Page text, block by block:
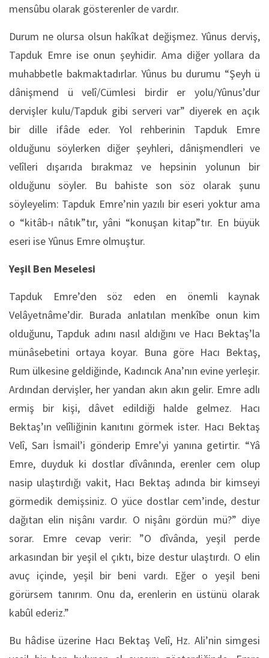
mensûbu olarak gösterenler de vardır.
Durum ne olursa olsun hakîkat değişmez. Yûnus derviş,
Tapduk Emre ise onun şeyhidir. Ama diğer yollara da
muhabbetle bakmaktadırlar. Yûnus bu durumu “Şeyh ü
dânişmend ü velî/Cümlesi birdir er yolu/Yûnus’dur
dervişler kulu/Tapduk gibi serveri var” diyerek en açık
bir dille ifâde eder. Yol rehberinin Tapduk Emre
olduğunu söylerken diğer şeyhleri, dânişmendleri ve
velîleri dışarıda bırakmaz ve hepsinin yolunun bir
olduğunu söyler. Bu bahiste son söz olarak şunu
söyleyelim: Tapduk Emre’nin yazılı bir eseri yoktur ama
o “kitâb-ı nâtık”tır, yâni “konuşan kitap”tır. En büyük
eseri ise Yûnus Emre olmuştur.
Yeşil Ben Meselesi
Tapduk Emre’den söz eden en önemli kaynak
Velâyetnâme’dir. Burada anlatılan menkîbe onun kim
olduğunu, Tapduk adını nasıl aldığını ve Hacı Bektaş’la
münâsebetini ortaya koyar. Buna göre Hacı Bektaş,
Rum ülkesine geldiğinde, Kadıncık Ana’nın evine yerleşir.
Ardından dervişler, her yandan akın akın gelir. Emre adlı
ermiş bir kişi, dâvet edildiği halde gelmez. Hacı
Bektaş’ın velîliğinin kanıtını görmek ister. Hacı Bektaş
Velî, Sarı İsmail’i gönderip Emre’yi yanına getirtir. “Yâ
Emre, duyduk ki dostlar dîvânında, erenler cem olup
nasip ulaştırdığı vakit, Hacı Bektaş adında bir kimseyi
görmedik demişsiniz. O yüce dostlar cem’inde, destur
dağıtan elin nişânı vardır. O nişânı gördün mü?” diye
sorar. Emre cevap verir: ”O dîvânda, yeşil perde
arkasından bir yeşil el çıktı, bize destur ulaştırdı. O elin
avuç içinde, yeşil bir beni vardı. Eğer o yeşil beni
görürsem tanırım. Onu da, erenlerin en üstünü olarak
kabûl ederiz.”
Bu hâdise üzerine Hacı Bektaş Velî, Hz. Ali’nin simgesi